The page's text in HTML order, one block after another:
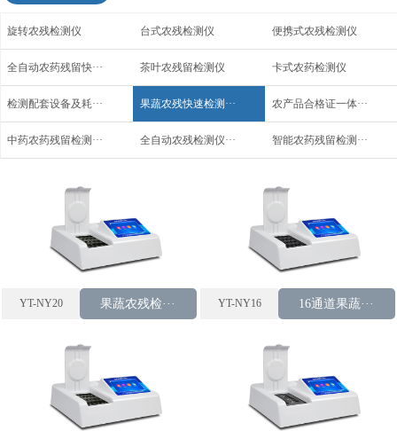
旋转农残检测仪 台式农残检测仪 便携式农残检测仪
全自动农药残留快··· 茶叶农残留检测仪 卡式农药检测仪
检测配套设备及耗··· 果蔬农残快速检测··· 农产品合格证一体···
中药农药残留检测··· 全自动农残检测仪··· 智能农药残留检测···
YT-NY20 果蔬农残检··· YT-NY16 16通道果蔬···